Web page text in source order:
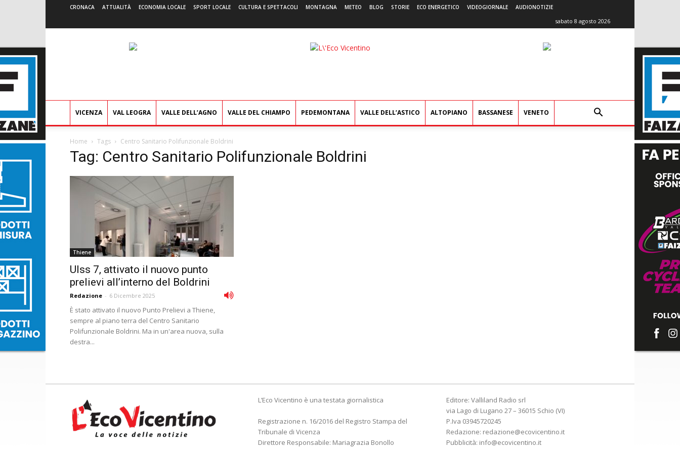
CRONACA ATTUALITÀ ECONOMIA LOCALE SPORT LOCALE CULTURA E SPETTACOLI MONTAGNA METEO BLOG STORIE ECO ENERGETICO VIDEOGIORNALE AUDIONOTIZIE
sabato 8 agosto 2026
L'Eco
VICENZA VAL LEOGRA VALLE DELL’AGNO VALLE DEL CHIAMPO PEDEMONTANA VALLE DELL’ASTICO ALTOPIANO BASSANESE VENETO
Home Tags Centro Sanitario Polifunzionale Boldrini
Tag: Centro Sanitario Polifunzionale Boldrini
Thiene
Ulss 7, attivato il nuovo punto
prelievi all’interno del Boldrini
Redazione - 6 Dicembre 2025
È stato attivato il nuovo Punto Prelievi a Thiene,
sempre al piano terra del Centro Sanitario
Polifunzionale Boldrini. Ma in un'area nuova, sulla
destra...
L’Eco Vicentino è una testata giornalistica
Registrazione n. 16/2016 del Registro Stampa del
Tribunale di Vicenza
Direttore Responsabile: Mariagrazia Bonollo
Editore: Valliland Radio srl
via Lago di Lugano 27 – 36015 Schio (VI)
P.Iva 03945720245
Redazione: redazione@ecovicentino.it
Pubblicità: info@ecovicentino.it